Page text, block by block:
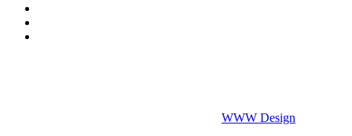
WWW Design